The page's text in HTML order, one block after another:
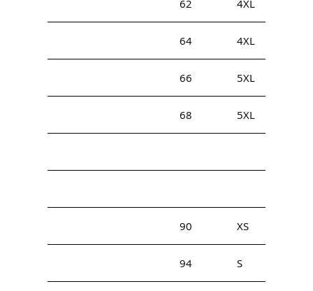
62 4XL
64 4XL
66 5XL
68 5XL
90 XS
94 S